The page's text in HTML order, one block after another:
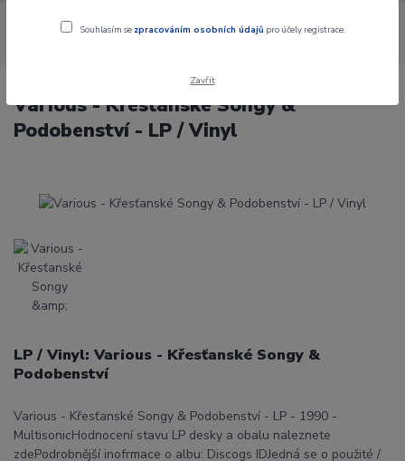
Alba Gramodesky
Various - Křesťanské Songy &
Various - Křesťanské Songy &
Podobenství - LP / Vinyl
LP / Vinyl: Various - Křesťanské Songy &
Podobenství
Various - Křesťanské Songy & Podobenství - LP - 1990 -
MultisonicHodnocení stavu LP desky a obalu naleznete
zdePodrobnější inofrmace o albu: Discogs IDJedná se o použité /
Souhlasím se zpracováním osobních údajů pro účely registrace.
Zavřít